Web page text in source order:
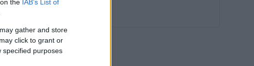
the IAB’s List of
gather and store
click to grant or
specified purposes